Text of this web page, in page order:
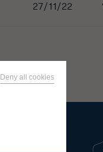
27/11/22
Deny all cookies